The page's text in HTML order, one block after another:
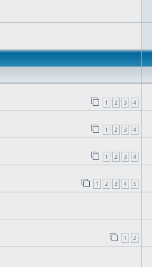
1 2 3 4
1 2 3 4
1 2 3 4
1 2 3 4 5
1 2